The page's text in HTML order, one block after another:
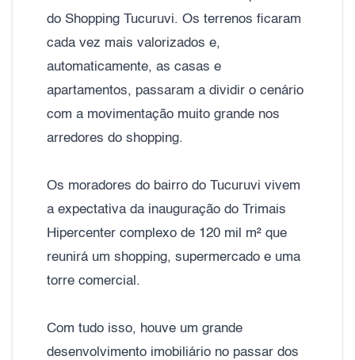
do Shopping Tucuruvi. Os terrenos ficaram
cada vez mais valorizados e,
automaticamente, as casas e
apartamentos, passaram a dividir o cenário
com a movimentação muito grande nos
arredores do shopping.
Os moradores do bairro do Tucuruvi vivem
a expectativa da inauguração do Trimais
Hipercenter complexo de 120 mil m² que
reunirá um shopping, supermercado e uma
torre comercial.
Com tudo isso, houve um grande
desenvolvimento imobiliário no passar dos